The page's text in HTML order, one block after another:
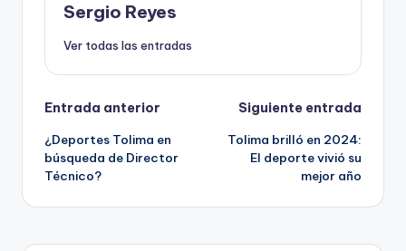
Sergio Reyes
Ver todas las entradas
Navegación
de
entradas
Entrada anterior
¿Deportes Tolima en
búsqueda de Director
Técnico?
Siguiente entrada
Tolima brilló en 2024:
El deporte vivió su
mejor año